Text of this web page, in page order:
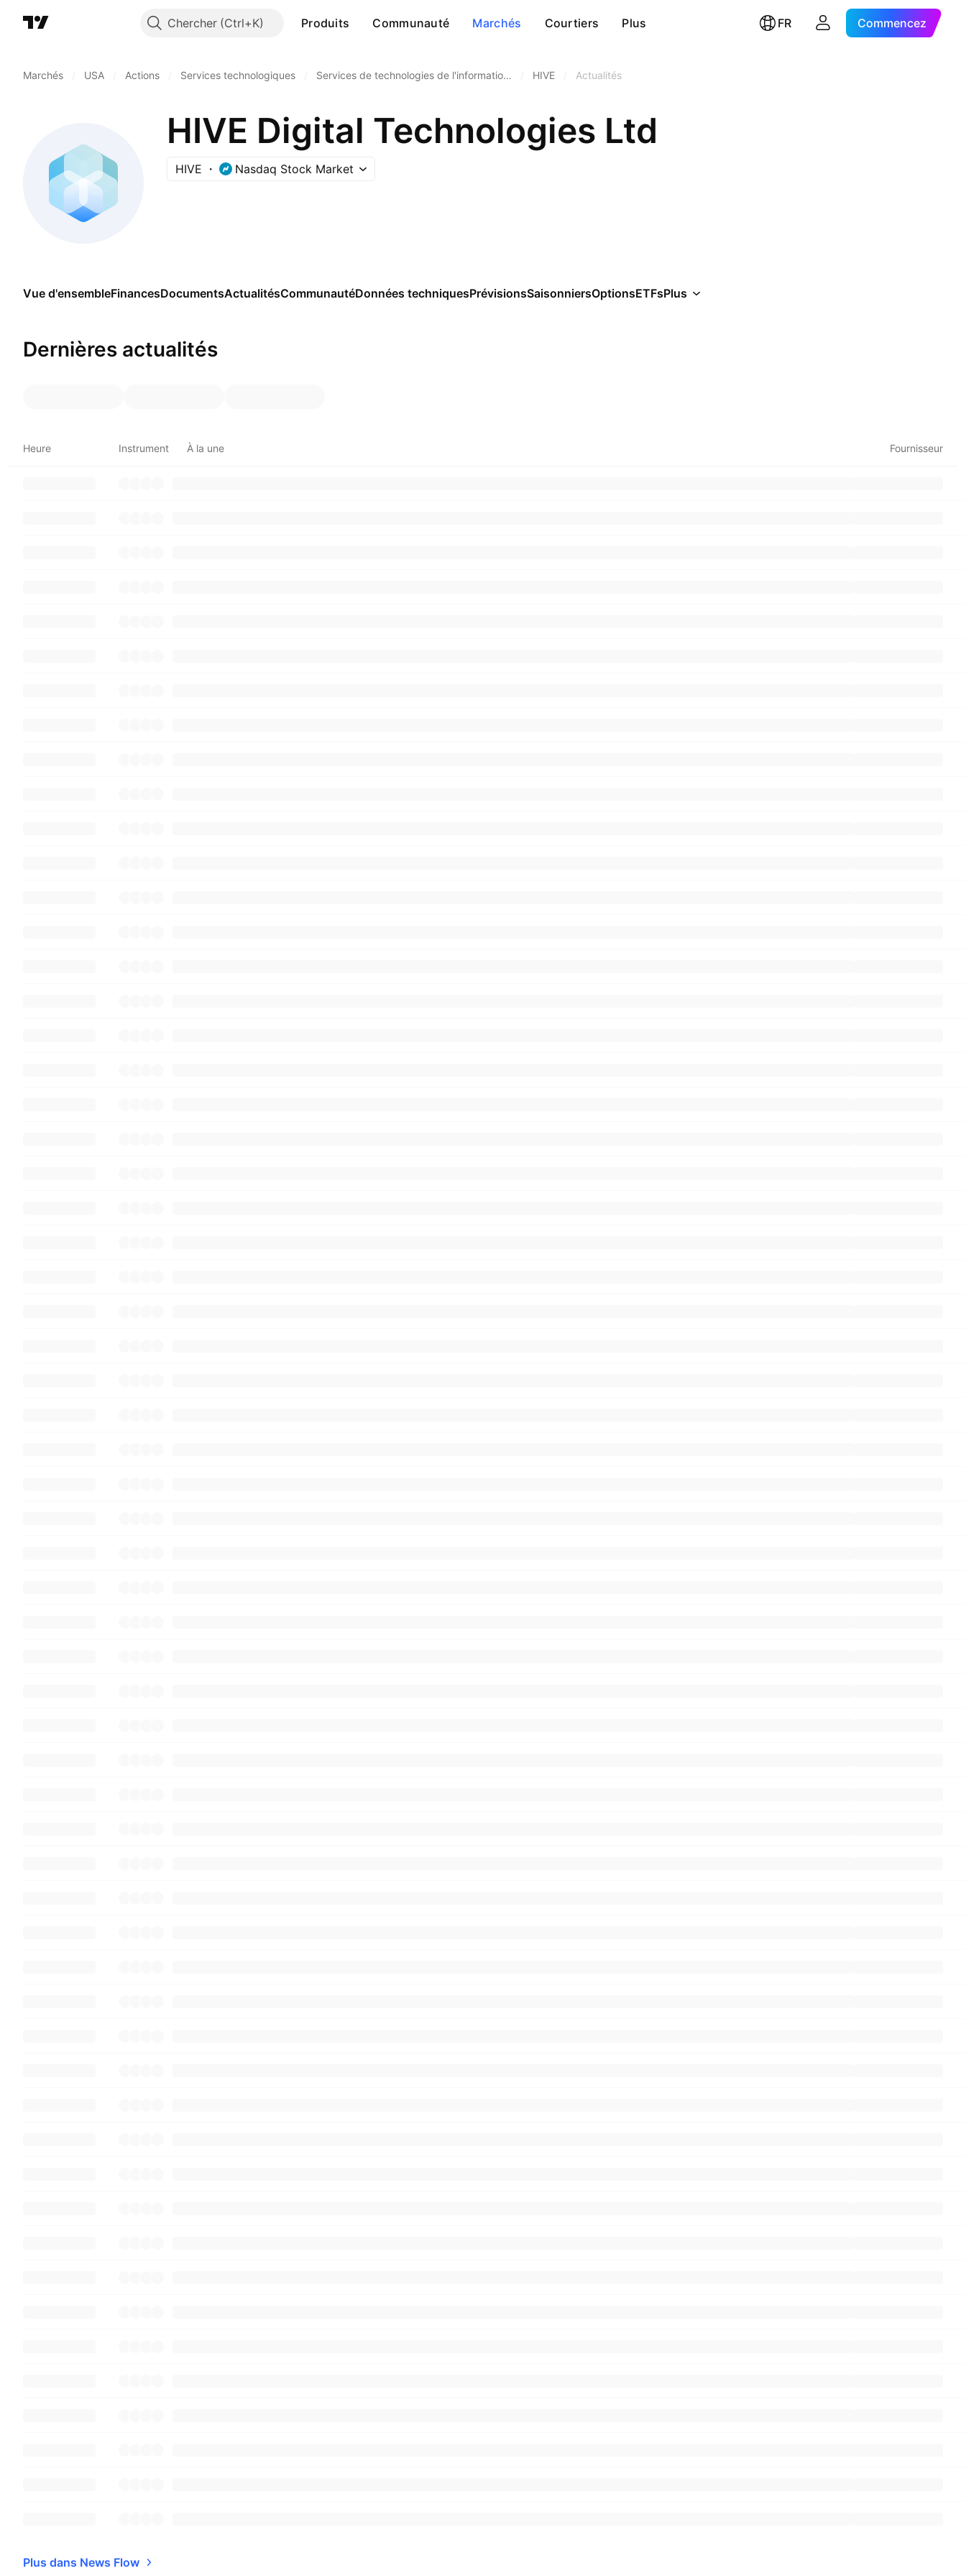
Chercher Produits Communauté Marchés Courtiers Plus FR Commencez
Marchés USA Actions Services technologiques Services de technologies de l'informatio… HIVE Actualités
HIVE Digital Technologies Ltd
HIVE Nasdaq Stock Market
Vue d'ensembleFinancesDocumentsActualitésCommunautéDonnées techniquesPrévisionsSaisonniersOptionsETFsPlus
Dernières actualités
Heure Instrument À la une Fournisseur
Plus dans News Flow